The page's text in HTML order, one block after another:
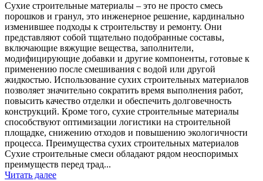
Сухие строительные материалы – это не просто смесь
порошков и гранул, это инженерное решение, кардинально
изменившее подходы к строительству и ремонту. Они
представляют собой тщательно подобранные составы,
включающие вяжущие вещества, заполнители,
модифицирующие добавки и другие компоненты, готовые к
применению после смешивания с водой или другой
жидкостью. Использование сухих строительных материалов
позволяет значительно сократить время выполнения работ,
повысить качество отделки и обеспечить долговечность
конструкций. Кроме того, сухие строительные материалы
способствуют оптимизации логистики на строительной
площадке, снижению отходов и повышению экологичности
процесса. Преимущества сухих строительных материалов
Сухие строительные смеси обладают рядом неоспоримых
преимуществ перед трад...
Читать далее